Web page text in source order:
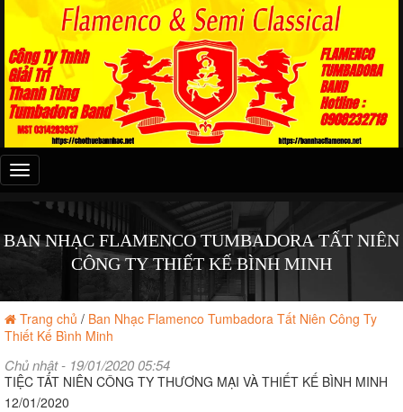
Đây
là
menu
BAN NHẠC FLAMENCO TUMBADORA TẤT NIÊN
CÔNG TY THIẾT KẾ BÌNH MINH
Trang chủ / Ban Nhạc Flamenco Tumbadora Tất Niên Công Ty
Thiết Kế Bình Minh
Chủ nhật - 19/01/2020 05:54
TIỆC TẤT NIÊN CÔNG TY THƯƠNG MẠI VÀ THIẾT KẾ BÌNH MINH
12/01/2020